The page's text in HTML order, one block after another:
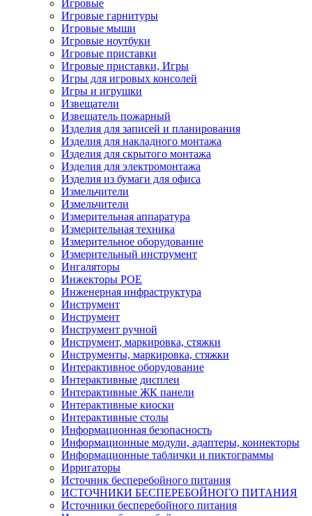
Игровые
Игровые гарнитуры
Игровые мыши
Игровые ноутбуки
Игровые приставки
Игровые приставки, Игры
Игры для игровых консолей
Игры и игрушки
Извещатели
Извещатель пожарный
Изделия для записей и планирования
Изделия для накладного монтажа
Изделия для скрытого монтажа
Изделия для электромонтажа
Изделия из бумаги для офиса
Измельчители
Измельчители
Измерительная аппаратура
Измерительная техника
Измерительное оборудование
Измерительный инструмент
Ингаляторы
Инжекторы POE
Инженерная инфраструктура
Инструмент
Инструмент
Инструмент ручной
Инструмент, маркировка, стяжки
Инструменты, маркировка, стяжки
Интерактивное оборудование
Интерактивные дисплеи
Интерактивные ЖК панели
Интерактивные киоски
Интерактивные столы
Информационная безопасность
Информационные модули, адаптеры, коннекторы
Информационные таблички и пиктограммы
Ирригаторы
Источник бесперебойного питания
ИСТОЧНИКИ БЕСПЕРЕБОЙНОГО ПИТАНИЯ
Источники бесперебойного питания